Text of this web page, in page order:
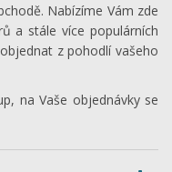
Nabízíme Vám zde
a stále více populárních
z pohodlí vašeho
na Vaše objednávky se